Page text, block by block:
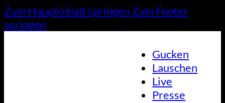
Zum Hauptinhalt springen Zum Footer
springen
Gucken
Lauschen
Live
Presse